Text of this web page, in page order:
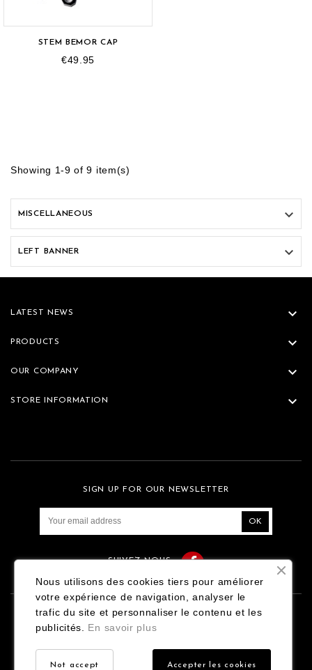
STEM BEMOR CAP
€49.95
Showing 1-9 of 9 item(s)
MISCELLANEOUS 
LEFT BANNER 
LATEST NEWS 
PRODUCTS 
OUR COMPANY 
STORE INFORMATION 
SIGN UP FOR OUR NEWSLETTER
SUIVEZ-NOUS Facebook
Contact
Nous utilisons des cookies tiers pour améliorer
votre expérience de navigation, analyser le
trafic du site et personnaliser le contenu et les
publicités. En savoir plus
Accepter les cookies
Not accept